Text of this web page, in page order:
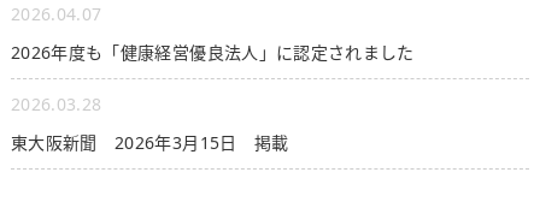
2026.04.07
2026年度も「健康経営優良法人」に認定されました
2026.03.28
東大阪新聞 2026年3月15日 掲載